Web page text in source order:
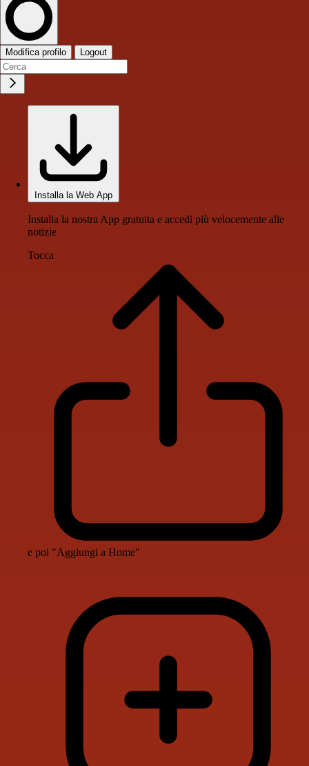
Modifica profilo Logout
Installa la Web App
Installa la nostra App gratuita e accedi più velocemente alle
notizie
Tocca
e poi "Aggiungi a Home"